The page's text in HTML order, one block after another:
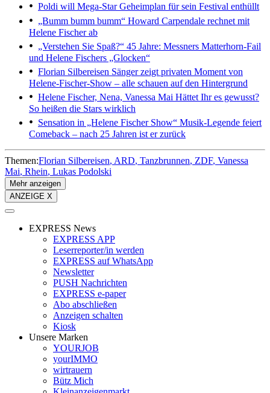
Poldi will Mega-StarGeheimplan für sein Festival enthüllt
„Bumm bumm bumm“ Howard Carpendale rechnet mit
Helene Fischer ab
„Verstehen Sie Spaß?“ 45 Jahre: Messners Matterhorn-Fail
und Helene Fischers „Glocken“
Florian Silbereisen Sänger zeigt privaten Moment von
Helene-Fischer-Show – alle schauen auf den Hintergrund
Helene Fischer, Nena, Vanessa Mai Hättet Ihr es gewusst?
So heißen die Stars wirklich
Sensation in „Helene Fischer Show“ Musik-Legende feiert
Comeback – nach 25 Jahren ist er zurück
Themen:Florian Silbereisen ARD Tanzbrunnen ZDF Vanessa
Mai Rhein Lukas Podolski
Mehr anzeigen
ANZEIGE X
EXPRESS News
EXPRESS APP
Leserreporter/in werden
EXPRESS auf WhatsApp
Newsletter
PUSH Nachrichten
EXPRESS e-paper
Abo abschließen
Anzeigen schalten
Kiosk
Unsere Marken
YOURJOB
yourIMMO
wirtrauern
Bütz Mich